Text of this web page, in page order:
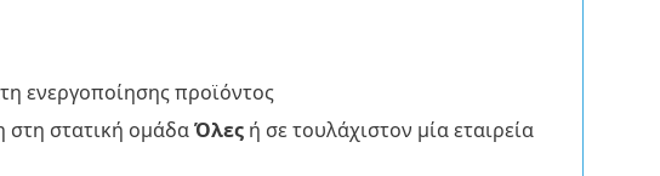
ενεργοποίησης προϊόντος
στη στατική ομάδαΌλεςή σε τουλάχιστον μία εταιρεία